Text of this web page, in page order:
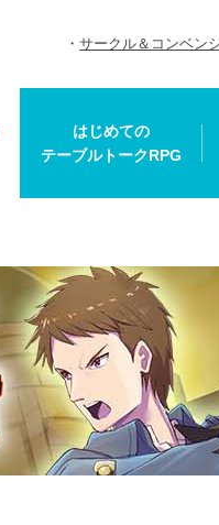
サークル＆コンベン
はじめての
テーブルトークRPG